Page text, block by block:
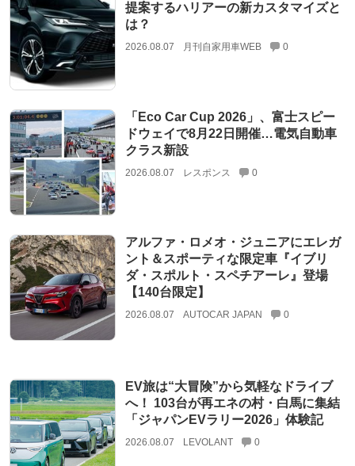
提案するハリアーの新カスタマイズと
は？
2026.08.07 月刊自家用車WEB 0
「Eco Car Cup 2026」、富士スピー
ドウェイで8月22日開催…電気自動車
クラス新設
2026.08.07 レスポンス 0
アルファ・ロメオ・ジュニアにエレガ
ント＆スポーティな限定車『イブリ
ダ・スポルト・スペチアーレ』登場
【140台限定】
2026.08.07 AUTOCAR JAPAN 0
EV旅は“大冒険”から気軽なドライブ
へ！ 103台が再エネの村・白馬に集結
「ジャパンEVラリー2026」体験記
2026.08.07 LEVOLANT 0